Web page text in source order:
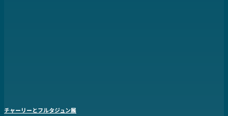
チャーリーとフルタジュン展